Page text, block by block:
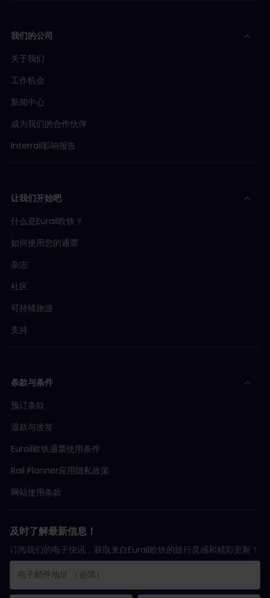
我们的公司
关于我们
工作机会
新闻中心
成为我们的合作伙伴
Interrail影响报告
让我们开始吧
什么是Eurail欧铁？
如何使用您的通票
杂志
社区
可持续旅游
支持
条款与条件
预订条款
退款与改签
Eurail欧铁通票使用条件
Rail Planner应用隐私政策
网站使用条款
及时了解最新信息！
订阅我们的电子快讯，获取来自Eurail欧铁的旅行灵感和精彩更新！